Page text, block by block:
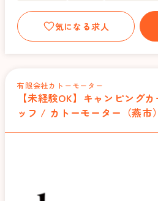
気になる求人
有限会社カトーモーター
【未経験OK】キャンピング
ッフ / カトーモーター（燕市）